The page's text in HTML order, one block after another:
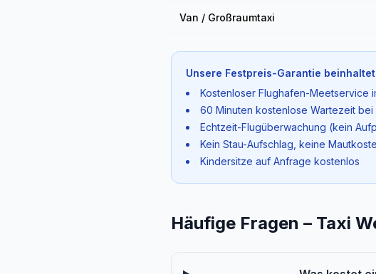
Van / Großraumtaxi
Unsere Festpreis-Garantie
Kostenloser Flughafen-Meetservice
60 Minuten kostenlose Wartezeit bei
Echtzeit-Flugüberwachung (kein
Kein Stau-Aufschlag, keine
Kindersitze auf Anfrage kostenlos
Häufige Fragen – Taxi